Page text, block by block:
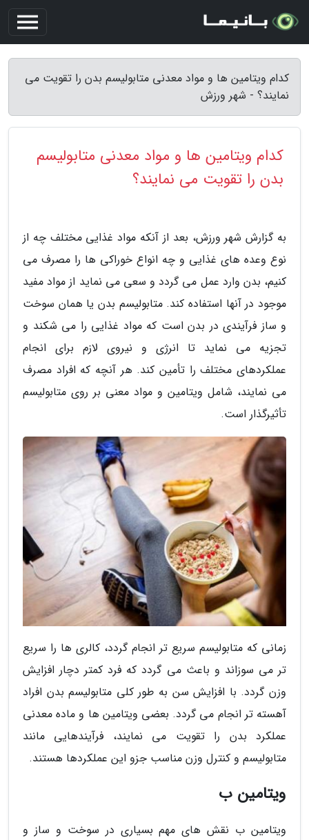
کدام ویتامین ها و مواد معدنی متابولیسم بدن را تقویت می
نمایند؟ - شهر ورزش
کدام ویتامین ها و مواد معدنی متابولیسم
بدن را تقویت می نمایند؟
به گزارش شهر ورزش، بعد از آنکه مواد غذایی مختلف چه از
نوع وعده های غذایی و چه انواع خوراکی ها را مصرف می
کنیم، بدن وارد عمل می گردد و سعی می نماید از مواد مفید
موجود در آنها استفاده کند. متابولیسم بدن یا همان سوخت
و ساز فرآیندی در بدن است که مواد غذایی را می شکند و
تجزیه می نماید تا انرژی و نیروی لازم برای انجام
عملکردهای مختلف را تأمین کند. هر آنچه که افراد مصرف
می نمایند، شامل ویتامین و مواد معنی بر روی متابولیسم
تأثیرگذار است.
زمانی که متابولیسم سریع تر انجام گردد، کالری ها را سریع
تر می سوزاند و باعث می گردد که فرد کمتر دچار افزایش
وزن گردد. با افزایش سن به طور کلی متابولیسم بدن افراد
آهسته تر انجام می گردد. بعضی ویتامین ها و ماده معدنی
عملکرد بدن را تقویت می نمایند، فرآیندهایی مانند
متابولیسم و کنترل وزن مناسب جزو این عملکردها هستند.
ویتامین ب
ویتامین ب نقش های مهم بسیاری در سوخت و ساز و